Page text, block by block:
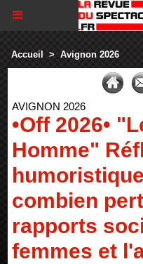
Accueil > Avignon 2026
AVIGNON 2026
•Off 2026•
Homme"
combien
rapports
femmes et